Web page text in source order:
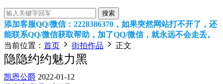
搜索
添加客服QQ/微信：2228386370，如果突然网站打不开了，还
能联系QQ/微信获取帮助，加了QQ/微信，就永远不会走丢。
当前位置： 首页 街拍作品 正文
隐隐约约魅力黑
凯恩公爵 2022-01-12